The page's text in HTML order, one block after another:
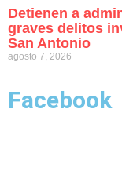
Detienen a
graves delitos
San Antonio
agosto 7, 2026
Facebook